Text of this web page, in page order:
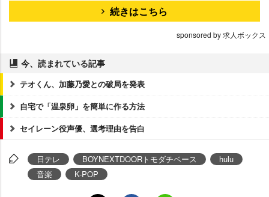
続きはこちら
sponsored by 求人ボックス
今、読まれている記事
テオくん、加藤乃愛との破局を発表
自宅で「温泉卵」を簡単に作る方法
セイレーン役声優、選考理由を告白
日テレ BOYNEXTDOORトモダチベース
hulu
音楽
K-POP